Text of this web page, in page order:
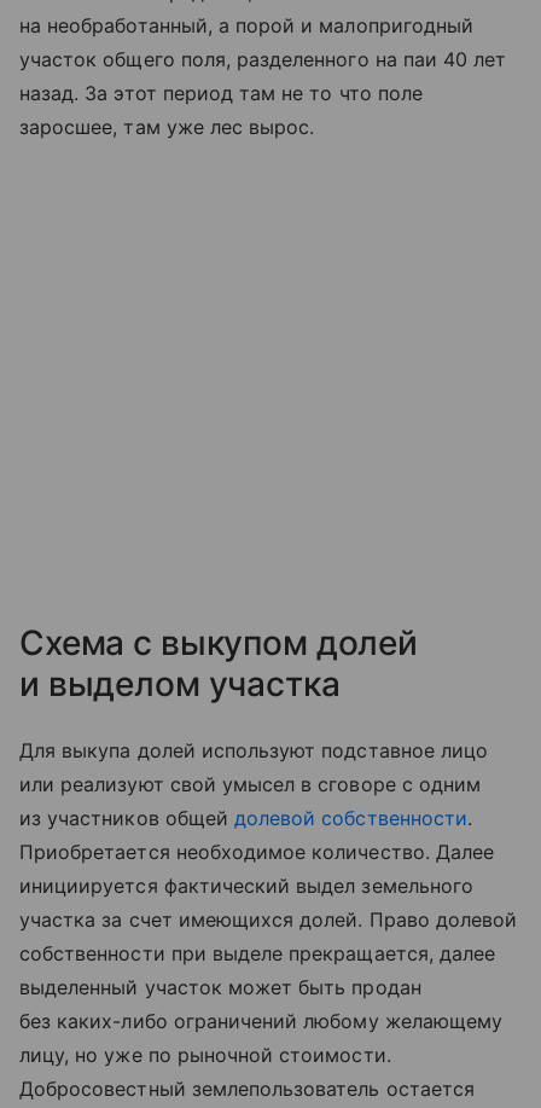
на необработанный, а порой и малопригодный
участок общего поля, разделенного на паи 40 лет
назад. За этот период там не то что поле
заросшее, там уже лес вырос.
Схема с выкупом долей
и выделом участка
Для выкупа долей используют подставное лицо
или реализуют свой умысел в сговоре с одним
из участников общей долевой собственности.
Приобретается необходимое количество. Далее
инициируется фактический выдел земельного
участка за счет имеющихся долей. Право долевой
собственности при выделе прекращается, далее
выделенный участок может быть продан
без каких-либо ограничений любому желающему
лицу, но уже по рыночной стоимости.
Добросовестный землепользователь остается